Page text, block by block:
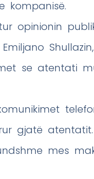
kompanisë.
opinionin
se atentati
gjatë
mes